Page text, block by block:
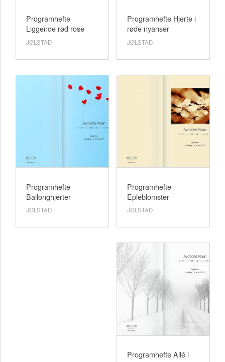
Programhefte Hjerte i
røde nyanser
JØLSTAD
Programhefte
Liggende rød rose
JØLSTAD
Programhefte
Epleblomster
JØLSTAD
Programhefte
Ballonghjerter
JØLSTAD
Programhefte Allé i